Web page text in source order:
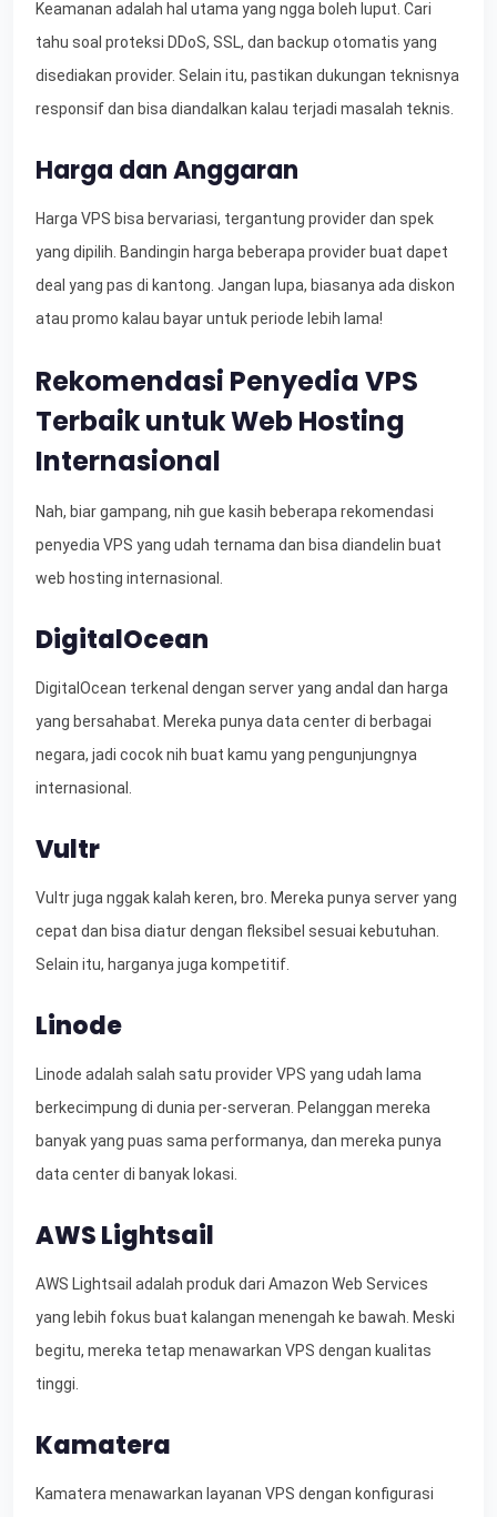
Keamanan adalah hal utama yang ngga boleh luput. Cari
tahu soal proteksi DDoS, SSL, dan backup otomatis yang
disediakan provider. Selain itu, pastikan dukungan teknisnya
responsif dan bisa diandalkan kalau terjadi masalah teknis.
Harga dan Anggaran
Harga VPS bisa bervariasi, tergantung provider dan spek
yang dipilih. Bandingin harga beberapa provider buat dapet
deal yang pas di kantong. Jangan lupa, biasanya ada diskon
atau promo kalau bayar untuk periode lebih lama!
Rekomendasi Penyedia VPS
Terbaik untuk Web Hosting
Internasional
Nah, biar gampang, nih gue kasih beberapa rekomendasi
penyedia VPS yang udah ternama dan bisa diandelin buat
web hosting internasional.
DigitalOcean
DigitalOcean terkenal dengan server yang andal dan harga
yang bersahabat. Mereka punya data center di berbagai
negara, jadi cocok nih buat kamu yang pengunjungnya
internasional.
Vultr
Vultr juga nggak kalah keren, bro. Mereka punya server yang
cepat dan bisa diatur dengan fleksibel sesuai kebutuhan.
Selain itu, harganya juga kompetitif.
Linode
Linode adalah salah satu provider VPS yang udah lama
berkecimpung di dunia per-serveran. Pelanggan mereka
banyak yang puas sama performanya, dan mereka punya
data center di banyak lokasi.
AWS Lightsail
AWS Lightsail adalah produk dari Amazon Web Services
yang lebih fokus buat kalangan menengah ke bawah. Meski
begitu, mereka tetap menawarkan VPS dengan kualitas
tinggi.
Kamatera
Kamatera menawarkan layanan VPS dengan konfigurasi